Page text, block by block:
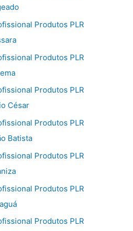
Produtos PLR
Produtos PLR
Produtos PLR
César
Produtos PLR
Batista
Produtos PLR
Produtos PLR
Produtos PLR